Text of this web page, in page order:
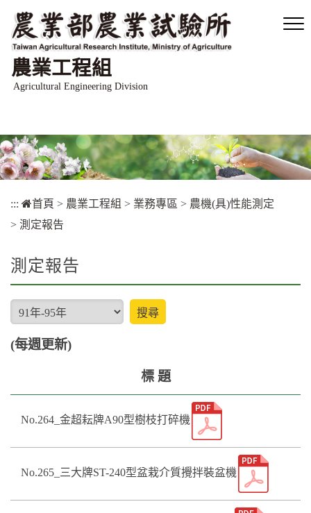
農業工程組
Agricultural Engineering Division
::: 首頁 > 農業工程組 > 業務專區 > 農機(具)性能測定
> 測定報告
測定報告
type 搜尋
(每週更新)
標 題
No.264_金超耘牌A90型樹枝打碎機
No.265_三大牌ST-240型盆栽介質攪拌裝盆機